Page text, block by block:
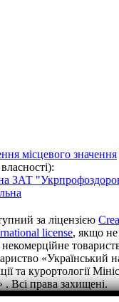
місцевого значення
ЗАТ
за ліцензією
license, якщо не
«Український
та курортології
. Всі права захищені.